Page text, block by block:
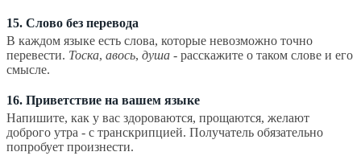
15. Слово без перевода
В каждом языке есть слова, которые невозможно точно
перевести. Тоска, авось, душа - расскажите о таком слове и его
смысле.
16. Приветствие на вашем языке
Напишите, как у вас здороваются, прощаются, желают
доброго утра - с транскрипцией. Получатель обязательно
попробует произнести.